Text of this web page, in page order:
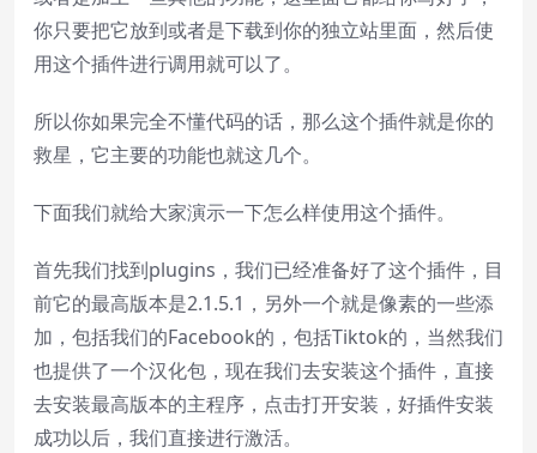
你只要把它放到或者是下载到你的独立站里面，然后使
用这个插件进行调用就可以了。
所以你如果完全不懂代码的话，那么这个插件就是你的
救星，它主要的功能也就这几个。
下面我们就给大家演示一下怎么样使用这个插件。
首先我们找到plugins，我们已经准备好了这个插件，目
前它的最高版本是2.1.5.1，另外一个就是像素的一些添
加，包括我们的Facebook的，包括Tiktok的，当然我们
也提供了一个汉化包，现在我们去安装这个插件，直接
去安装最高版本的主程序，点击打开安装，好插件安装
成功以后，我们直接进行激活。